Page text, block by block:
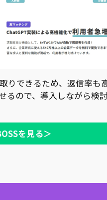
りできるため、返信率も
るので、導入しながら検
を見る＞